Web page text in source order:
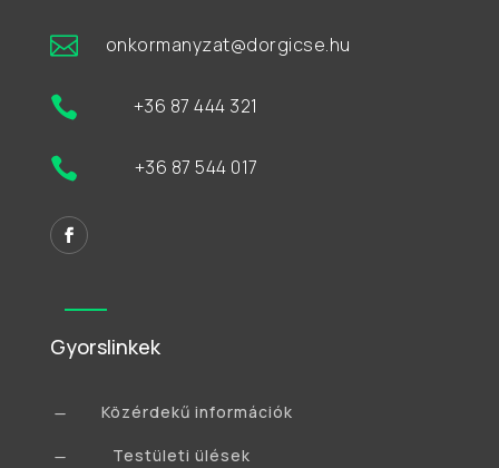
 onkormanyzat@dorgicse.hu
 +36 87 444 321
 +36 87 544 017
Gyorslinkek
K Közérdekű információk
K Testületi ülések